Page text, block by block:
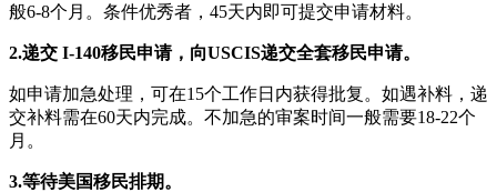
般6-8个月。条件优秀者，45天内即可提交申请材料。
2.递交 I-140移民申请，向USCIS递交全套移民申请。
如申请加急处理，可在15个工作日内获得批复。如遇补料，递
交补料需在60天内完成。不加急的审案时间一般需要18-22个
月。
3.等待美国移民排期。